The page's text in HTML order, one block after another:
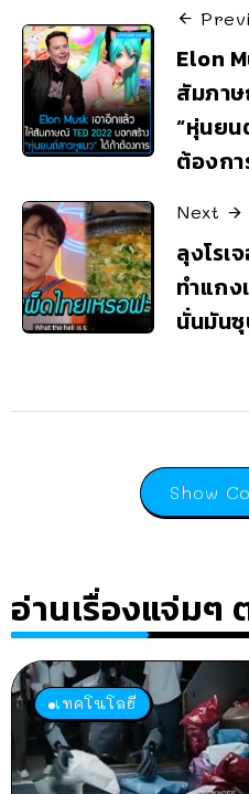
Elon
สัมภา
“หุ่นยน
ต้องกา
Next
ลุงโรเ
ทำแกง
นั่นมันซุ
Show
อ่านเรื่องแจ่มๆ
เทคโนโลยี